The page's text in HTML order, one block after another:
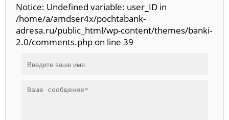
Notice: Undefined variable: user_ID in
/home/a/amdser4x/pochtabank-
adresa.ru/public_html/wp-content/themes/banki-
2.0/comments.php on line 39